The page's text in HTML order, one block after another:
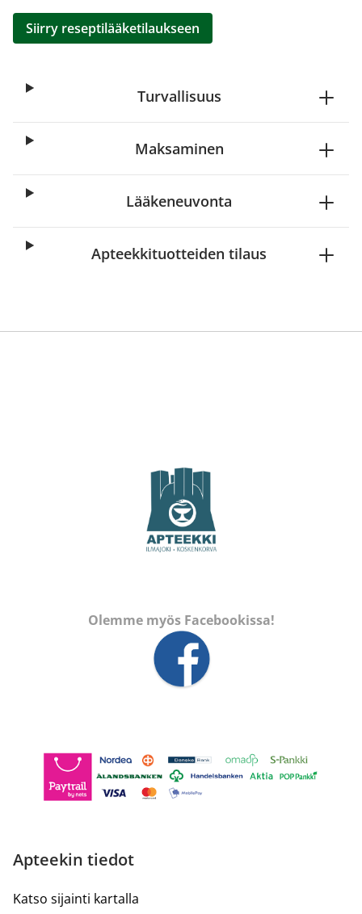
Siirry reseptilääketilaukseen
Turvallisuus
Maksaminen
Lääkeneuvonta
Apteekkituotteiden tilaus
Olemme myös Facebookissa!
Apteekin tiedot
Katso sijainti kartalla